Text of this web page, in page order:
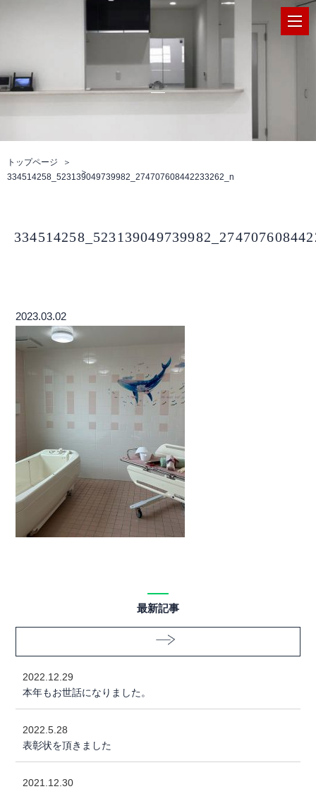
トップページ
334514258_523139049739982_274707608442233262_n
2023.03.02
最新記事
2022.12.29
本年もお世話になりました。
2022.5.28
表彰状を頂きました
2021.12.30